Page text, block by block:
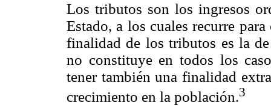
Los tributos son los ingresos
Estado, a los cuales recurre
finalidad de los tributos es la
no constituye en todos los
tener también una finalidad
crecimiento en la población.3